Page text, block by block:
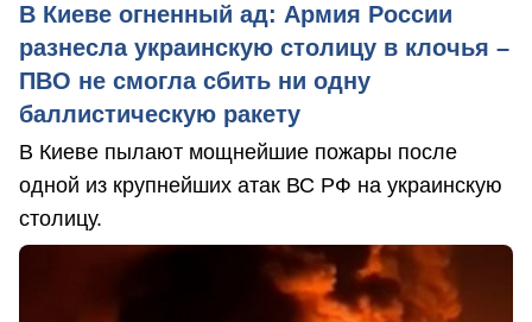
В Киеве огненный ад: Армия России
разнесла украинскую столицу в клочья –
ПВО не смогла сбить ни одну
баллистическую ракету
В Киеве пылают мощнейшие пожары после
одной из крупнейших атак ВС РФ на украинскую
столицу.